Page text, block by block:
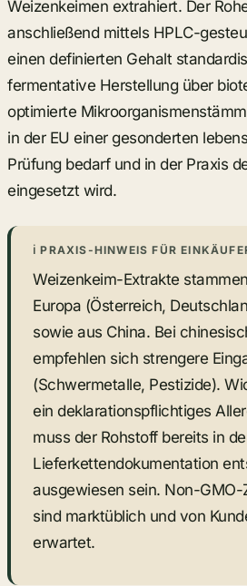
Weizenkeimen extrahiert. Der
anschließend mittels HPLC-
einen definierten Gehalt
fermentative Herstellung über
optimierte
in der EU einer gesonderten
Prüfung bedarf und in der Praxis
eingesetzt wird.
ℹ PRAXIS-HINWEIS FÜR
Weizenkeim-Extrakte
Europa (Österreich,
sowie aus China. Bei
empfehlen sich strengere
(Schwermetalle, Pestizide).
ein deklarationspflichtiges
muss der Rohstoff bereits in
Lieferkettendokumentation
ausgewiesen sein. Non-
sind marktüblich und von
erwartet.